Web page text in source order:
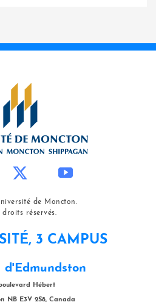
de Moncton.
droits réservés.
3 CAMPUS
d'Edmundston
Hébert
NB E3V 2S8, Canada